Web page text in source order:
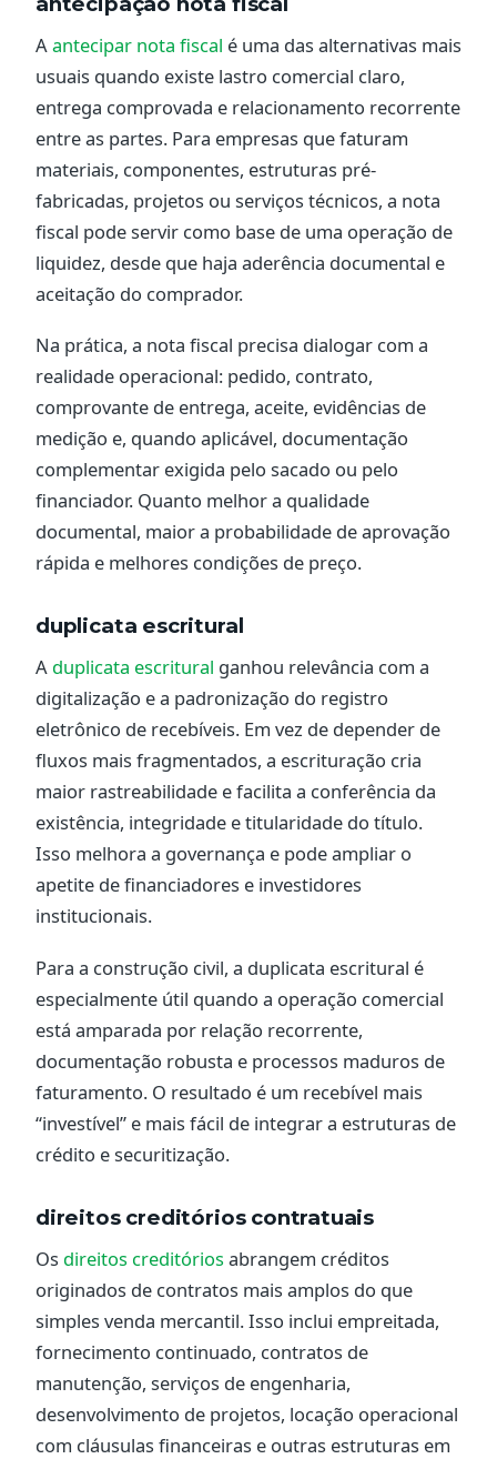
Aantecipar nota fiscal é uma das alternativas mais
usuais quando existe lastro comercial claro,
entrega comprovada e relacionamento recorrente
entre as partes. Para empresas que faturam
materiais, componentes, estruturas pré-
fabricadas, projetos ou serviços técnicos, a nota
fiscal pode servir como base de uma operação de
liquidez, desde que haja aderência documental e
aceitação do comprador.
Na prática, a nota fiscal precisa dialogar com a
realidade operacional: pedido, contrato,
comprovante de entrega, aceite, evidências de
medição e, quando aplicável, documentação
complementar exigida pelo sacado ou pelo
financiador. Quanto melhor a qualidade
documental, maior a probabilidade de aprovação
rápida e melhores condições de preço.
duplicata escritural
A duplicata escritural ganhou relevância com a
digitalização e a padronização do registro
eletrônico de recebíveis. Em vez de depender de
fluxos mais fragmentados, a escrituração cria
maior rastreabilidade e facilita a conferência da
existência, integridade e titularidade do título.
Isso melhora a governança e pode ampliar o
apetite de financiadores e investidores
institucionais.
Para a construção civil, a duplicata escritural é
especialmente útil quando a operação comercial
está amparada por relação recorrente,
documentação robusta e processos maduros de
faturamento. O resultado é um recebível mais
“investível” e mais fácil de integrar a estruturas de
crédito e securitização.
direitos creditórios contratuais
Os direitos creditórios abrangem créditos
originados de contratos mais amplos do que
simples venda mercantil. Isso inclui empreitada,
fornecimento continuado, contratos de
manutenção, serviços de engenharia,
desenvolvimento de projetos, locação operacional
com cláusulas financeiras e outras estruturas em